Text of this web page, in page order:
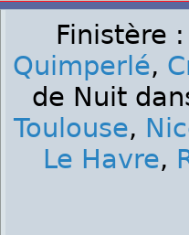
Finistère :
Quimperlé,
de Nuit
Toulouse,
Le Havre,